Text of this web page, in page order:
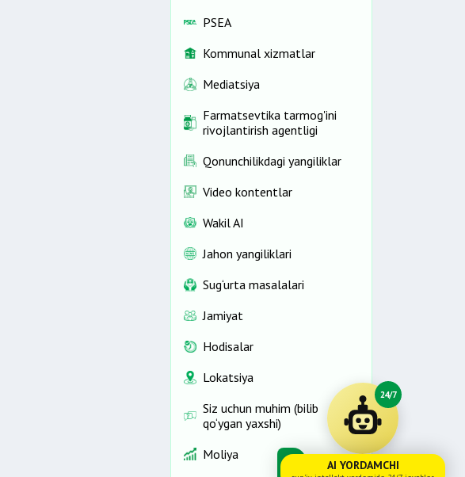
PSEA
Kommunal xizmatlar
Mediatsiya
Farmatsevtika tarmog'ini
rivojlantirish agentligi
Qonunchilikdagi yangiliklar
Video kontentlar
Wakil AI
Jahon yangiliklari
Sug‘urta masalalari
Jamiyat
Hodisalar
Lokatsiya
Siz uchun muhim (bilib
qo‘ygan yaxshi)
Moliya
24/7
AI YORDAMCHI